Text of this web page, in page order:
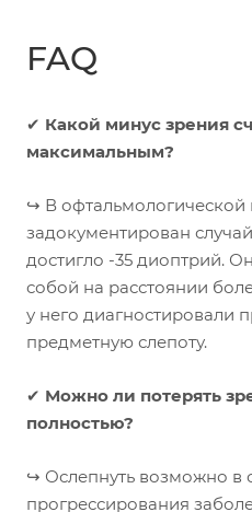
FAQ
✔ Какой минус зрения
максимальным?
↪ В офтальмологической
задокументирован
достигло -35 диоптрий.
собой на расстоянии
у него диагностировали
предметную слепоту.
✔ Можно ли потерять
полностью?
↪ Ослепнуть возможно в
прогрессирования